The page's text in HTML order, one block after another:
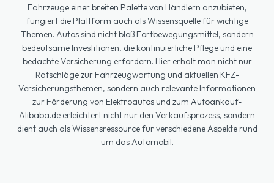
Fahrzeuge einer breiten Palette von Händlern anzubieten,
fungiert die Plattform auch als Wissensquelle für wichtige
Themen. Autos sind nicht bloß Fortbewegungsmittel, sondern
bedeutsame Investitionen, die kontinuierliche Pflege und eine
bedachte Versicherung erfordern. Hier erhält man nicht nur
Ratschläge zur Fahrzeugwartung und aktuellen KFZ-
Versicherungsthemen, sondern auch relevante Informationen
zur Förderung von Elektroautos und zum Autoankauf-
Alibaba.de erleichtert nicht nur den Verkaufsprozess, sondern
dient auch als Wissensressource für verschiedene Aspekte rund
um das Automobil.